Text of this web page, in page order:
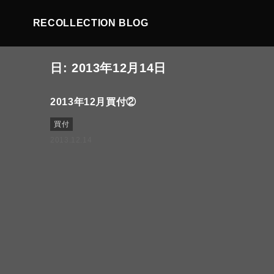
RECOLLECTION BLOG
日: 2013年12月14日
2013年12月買付②
買付